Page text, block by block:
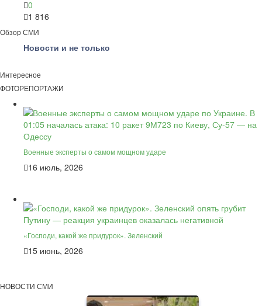
0
1 816
Обзор СМИ
Новости и не только
Интересное
ФОТОРЕПОРТАЖИ
Военные эксперты о самом мощном ударе
16 июль, 2026
«Господи, какой же придурок». Зеленский
15 июнь, 2026
НОВОСТИ СМИ